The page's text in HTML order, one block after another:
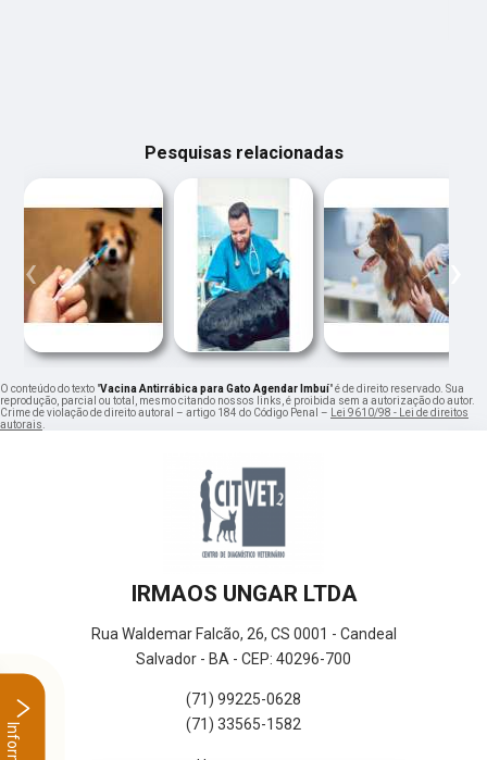
Pesquisas relacionadas
‹ ›
O conteúdo do texto "Vacina Antirrábica para Gato Agendar Imbuí" é de direito reservado. Sua
reprodução, parcial ou total, mesmo citando nossos links, é proibida sem a autorização do autor.
Crime de violação de direito autoral – artigo 184 do Código Penal – Lei 9610/98 - Lei de direitos
autorais.
IRMAOS UNGAR LTDA
Rua Waldemar Falcão, 26, CS 0001 - Candeal
Salvador - BA - CEP: 40296-700
(71) 99225-0628
(71) 33565-1582